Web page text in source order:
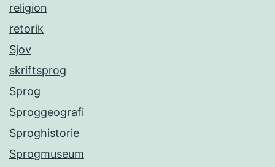
religion
retorik
Sjov
skriftsprog
Sprog
Sproggeografi
Sproghistorie
Sprogmuseum